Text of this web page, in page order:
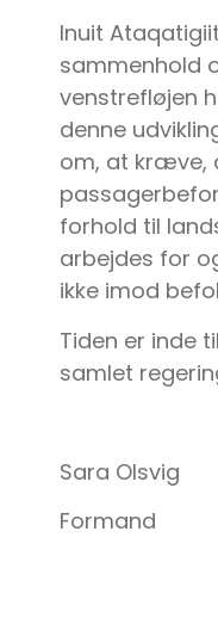
Inuit
sammenhold
venstrefløjen
denne
om, at kræve,
forhold til
arbejdes for
ikke imod
Tiden er inde
samlet
Sara Olsvig
Formand